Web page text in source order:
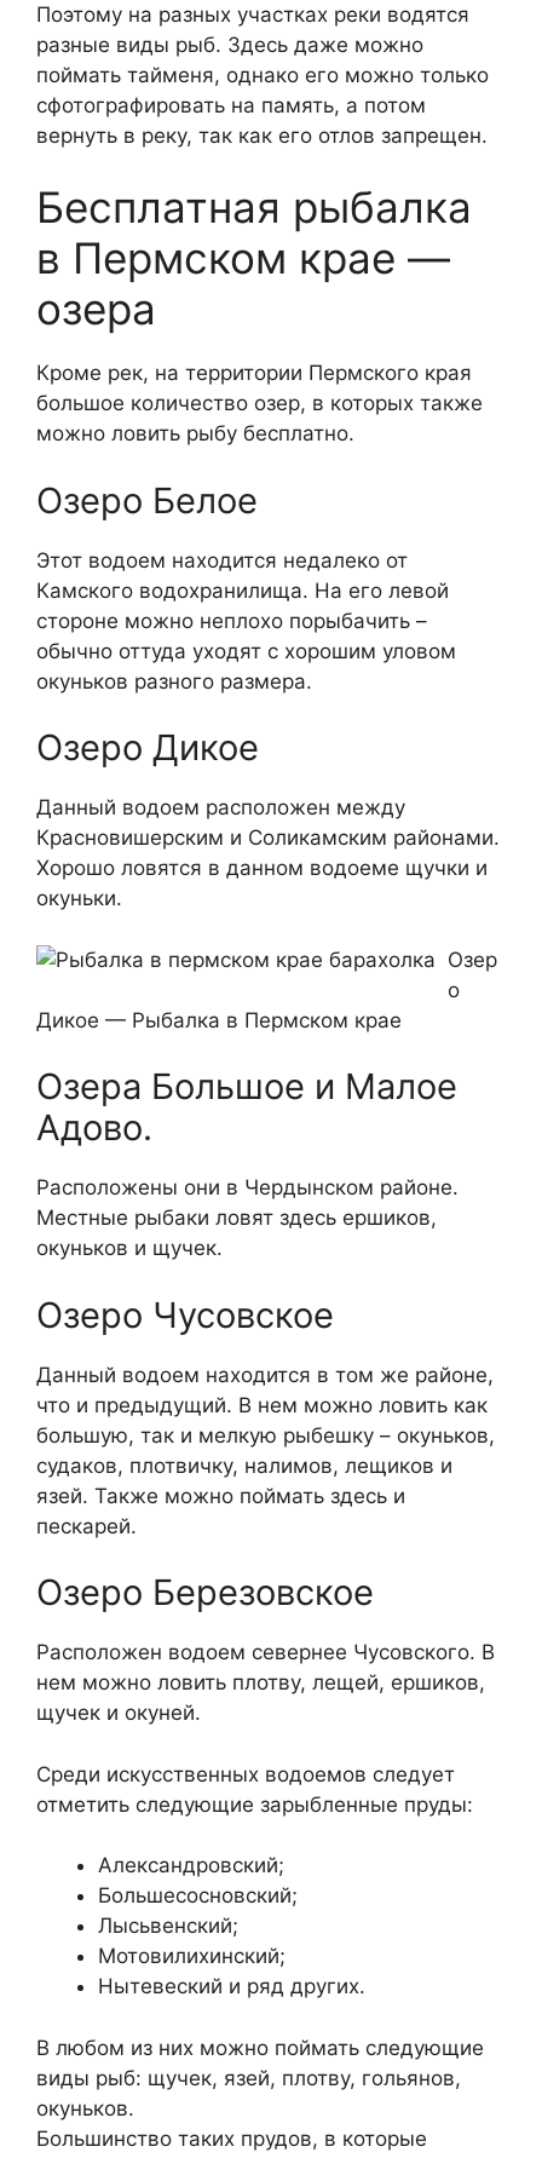
Поэтому на разных участках реки водятся
разные виды рыб. Здесь даже можно
поймать тайменя, однако его можно только
сфотографировать на память, а потом
вернуть в реку, так как его отлов запрещен.
Бесплатная рыбалка
в Пермском крае —
озера
Кроме рек, на территории Пермского края
большое количество озер, в которых также
можно ловить рыбу бесплатно.
Озеро Белое
Этот водоем находится недалеко от
Камского водохранилища. На его левой
стороне можно неплохо порыбачить –
обычно оттуда уходят с хорошим уловом
окуньков разного размера.
Озеро Дикое
Данный водоем расположен между
Красновишерским и Соликамским районами.
Хорошо ловятся в данном водоеме щучки и
окуньки.
Озер
о
Дикое — Рыбалка в Пермском крае
Озера Большое и Малое
Адово.
Расположены они в Чердынском районе.
Местные рыбаки ловят здесь ершиков,
окуньков и щучек.
Озеро Чусовское
Данный водоем находится в том же районе,
что и предыдущий. В нем можно ловить как
большую, так и мелкую рыбешку – окуньков,
судаков, плотвичку, налимов, лещиков и
язей. Также можно поймать здесь и
пескарей.
Озеро Березовское
Расположен водоем севернее Чусовского. В
нем можно ловить плотву, лещей, ершиков,
щучек и окуней.
Среди искусственных водоемов следует
отметить следующие зарыбленные пруды:
Александровский;
Большесосновский;
Лысьвенский;
Мотовилихинский;
Нытевеский и ряд других.
В любом из них можно поймать следующие
виды рыб: щучек, язей, плотву, гольянов,
окуньков.
Большинство таких прудов, в которые